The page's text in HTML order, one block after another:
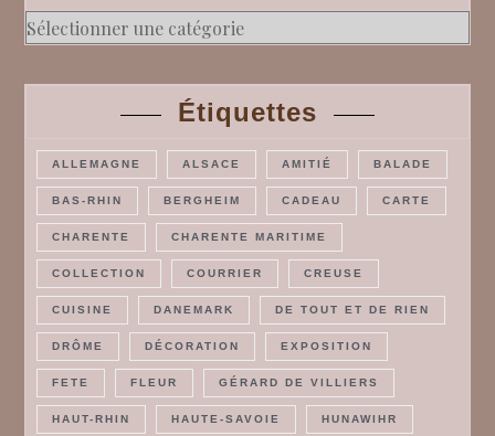
Rubriques
Étiquettes
ALLEMAGNE ALSACE AMITIÉ BALADE
BAS-RHIN BERGHEIM CADEAU CARTE
CHARENTE CHARENTE MARITIME
COLLECTION COURRIER CREUSE
CUISINE DANEMARK DE TOUT ET DE RIEN
DRÔME DÉCORATION EXPOSITION
FETE FLEUR GÉRARD DE VILLIERS
HAUT-RHIN HAUTE-SAVOIE HUNAWIHR